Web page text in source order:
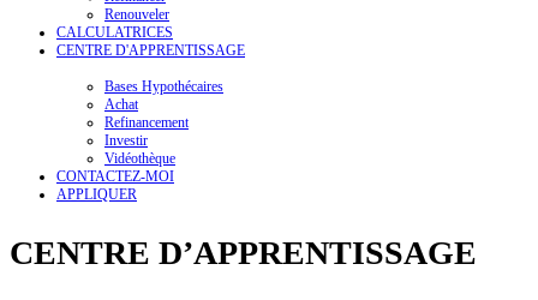
Renouveler
CALCULATRICES
CENTRE D'APPRENTISSAGE
Bases Hypothécaires
Achat
Refinancement
Investir
Vidéothèque
CONTACTEZ-MOI
APPLIQUER
CENTRE D’APPRENTISSAGE